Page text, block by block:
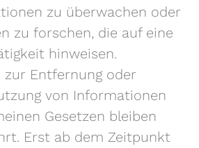
zu überwachen oder
zu forschen, die auf eine
hinweisen.
Entfernung oder
von Informationen
Gesetzen bleiben
Erst ab dem Zeitpunkt